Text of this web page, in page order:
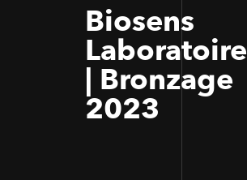
Biosens
Laboratoire
| Bronzage
2023